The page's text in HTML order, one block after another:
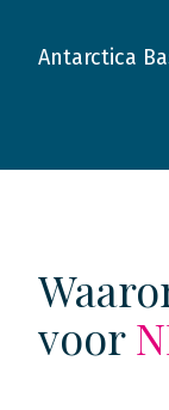
2020
Antarctica
voor